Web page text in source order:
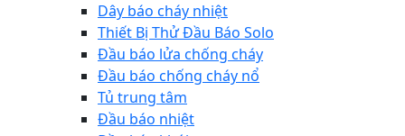
Dây báo cháy nhiệt
Thiết Bị Thử Đầu Báo Solo
Đầu báo lửa chống cháy
Đầu báo chống cháy nổ
Tủ trung tâm
Đầu báo nhiệt